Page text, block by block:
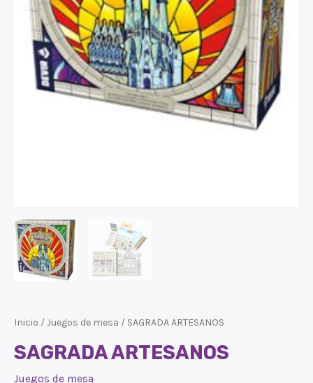
Inicio /Juegos de mesa / SAGRADA ARTESANOS
SAGRADA ARTESANOS
Juegos de mesa